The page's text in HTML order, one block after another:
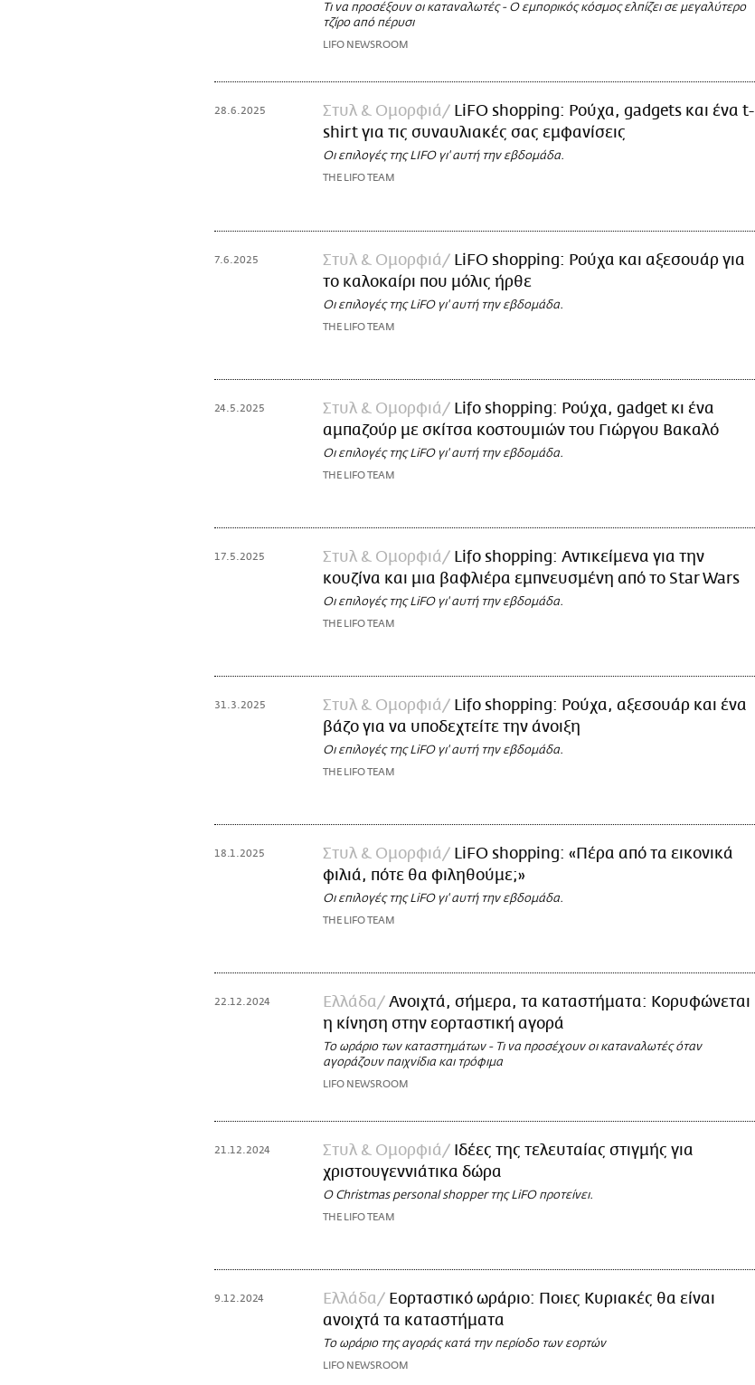
Τι να προσέξουν οι καταναλωτές - Ο εμπορικός κόσμος ελπίζει σε μεγαλύτερο
τζίρο από πέρυσι
LIFO NEWSROOM
28.6.2025 Στυλ & Ομορφιά
LiFO shopping: Ρούχα, gadgets και ένα t-
shirt για τις συναυλιακές σας εμφανίσεις
Οι επιλογές της LIFO γι' αυτή την εβδομάδα.
THE LIFO TEAM
7.6.2025 Στυλ & Ομορφιά
LiFO shopping: Ρούχα και αξεσουάρ για
το καλοκαίρι που μόλις ήρθε
Οι επιλογές της LiFO γι' αυτή την εβδομάδα.
THE LIFO TEAM
24.5.2025 Στυλ & Ομορφιά
Lifo shopping: Ρούχα, gadget κι ένα
αμπαζούρ με σκίτσα κοστουμιών του Γιώργου Βακαλό
Οι επιλογές της LiFO γι' αυτή την εβδομάδα.
THE LIFO TEAM
17.5.2025 Στυλ & Ομορφιά
Lifo shopping: Αντικείμενα για την
κουζίνα και μια βαφλιέρα εμπνευσμένη από το Star Wars
Οι επιλογές της LiFO γι' αυτή την εβδομάδα.
THE LIFO TEAM
31.3.2025 Στυλ & Ομορφιά
Lifo shopping: Ρούχα, αξεσουάρ και ένα
βάζο για να υποδεχτείτε την άνοιξη
Οι επιλογές της LiFO γι' αυτή την εβδομάδα.
THE LIFO TEAM
18.1.2025 Στυλ & Ομορφιά
LiFO shopping: «Πέρα από τα εικονικά
φιλιά, πότε θα φιληθούμε;»
Οι επιλογές της LiFO γι' αυτή την εβδομάδα.
THE LIFO TEAM
22.12.2024 Ελλάδα
Ανοιχτά, σήμερα, τα καταστήματα: Κορυφώνεται
η κίνηση στην εορταστική αγορά
Το ωράριο των καταστημάτων - Τι να προσέχουν οι καταναλωτές όταν
αγοράζουν παιχνίδια και τρόφιμα
LIFO NEWSROOM
21.12.2024 Στυλ & Ομορφιά
Ιδέες της τελευταίας στιγμής για
χριστουγεννιάτικα δώρα
Ο Christmas personal shopper της LiFO προτείνει.
THE LIFO TEAM
9.12.2024 Ελλάδα
Εορταστικό ωράριο: Ποιες Κυριακές θα είναι
ανοιχτά τα καταστήματα
Το ωράριο της αγοράς κατά την περίοδο των εορτών
LIFO NEWSROOM